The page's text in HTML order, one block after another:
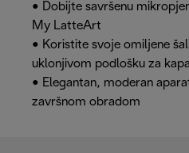
• Dobijte savršenu
My LatteArt
• Koristite svoje omiljene
uklonjivom podlošku za
• Elegantan, moderan
završnom obradom